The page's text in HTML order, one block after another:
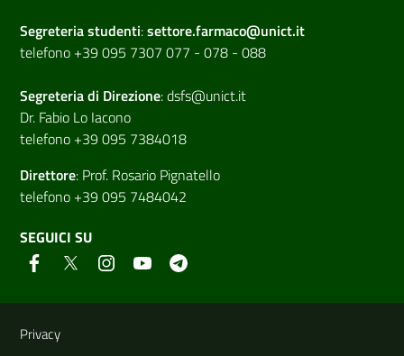
Segreteria studenti:settore.farmaco@unict.it
telefono +39 095 7307 077 - 078 - 088
Segreteria di Direzione:dsfs@unict.it
Dr. Fabio Lo Iacono
telefono +39 095 7384018
Direttore: Prof. Rosario Pignatello
telefono +39 095 7484042
SEGUICI SU
Link e informazioni utili
Privacy